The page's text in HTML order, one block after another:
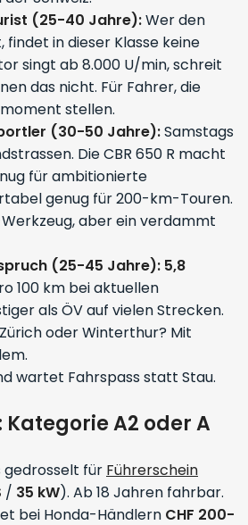
(25-40 Jahre):Wer den
in dieser Klasse keine
singt ab 8.000 U/min, schreit
das nicht. Für Fahrer, die
stellen.
(30-50 Jahre):Samstags
Die CBR 650 R macht
für ambitionierte
genug für 200-km-Touren.
aber ein verdammt
(25-45 Jahre): 5,8
100 km bei aktuellen
als ÖV auf vielen Strecken.
oder Winterthur? Mit
wartet Fahrspass statt Stau.
A2 oder A
gedrosselt für Führerschein
/ 35 kW). Ab 18 Jahren fahrbar.
bei Honda-Händlern CHF 200-